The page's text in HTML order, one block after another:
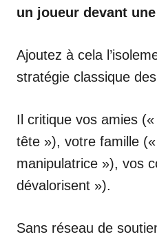
un joueur devant
Ajoutez à cela
stratégie classique
Il critique vos amies
tête »), votre famille
manipulatrice »), vos
dévalorisent »).
Sans réseau de